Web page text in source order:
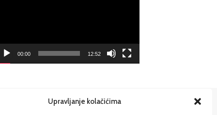
Upravljanje kolačićima
00:00 12:52